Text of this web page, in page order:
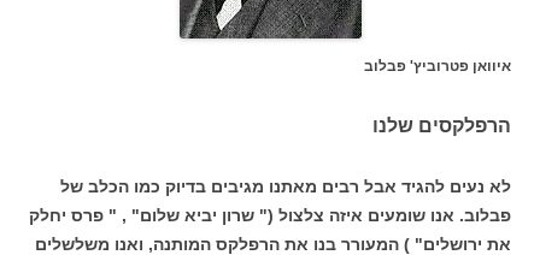
איוואן פטרוביץ' פבלוב
הרפלקסים שלנו
לא נעים להגיד אבל רבים מאתנו מגיבים בדיוק כמו הכלב של
פבלוב. אנו שומעים איזה צלצול (" שרון יביא שלום" , " פרס יחלק
את ירושלים" ) המעורר בנו את הרפלקס המותנה, ואנו משלשלים